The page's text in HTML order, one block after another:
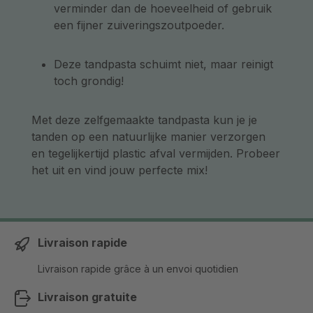
verminder dan de hoeveelheid of gebruik
een fijner zuiveringszoutpoeder.
Deze tandpasta schuimt niet, maar reinigt
toch grondig!
Met deze zelfgemaakte tandpasta kun je je
tanden op een natuurlijke manier verzorgen
en tegelijkertijd plastic afval vermijden. Probeer
het uit en vind jouw perfecte mix!
Livraison rapide
Livraison rapide grâce à un envoi quotidien
Livraison gratuite